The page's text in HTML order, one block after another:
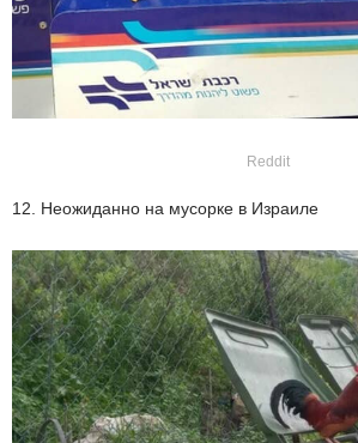
Reddit
12. Неожиданно на мусорке в Израиле